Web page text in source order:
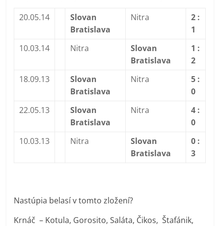
20.05.14
Slovan
Bratislava
Nitra
2 :
1
10.03.14
Nitra
Slovan
Bratislava
1 :
2
18.09.13
Slovan
Bratislava
Nitra
5 :
0
22.05.13
Slovan
Bratislava
Nitra
4 :
0
10.03.13
Nitra
Slovan
Bratislava
0 :
3
Nastúpia belasí v tomto zložení?
Krnáč – Kotula, Gorosito, Saláta, Čikos, Štafánik,